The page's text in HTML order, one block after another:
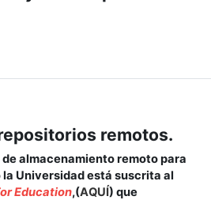
remotos.
almacenamiento remoto para
Universidad está suscrita al
Education,(AQUÍ) que